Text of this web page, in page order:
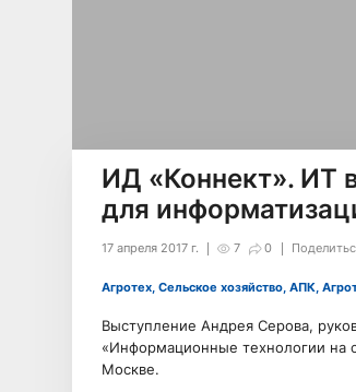
ИД «Коннект». ИТ
для
7 0
17 апреля 2017 г.
Агротех, Сельское хозяйство, АПК,
Выступление Андрея Серова,
«Информационные технологии на
Москве.